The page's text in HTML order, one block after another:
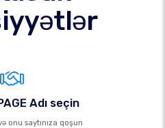
Adı seçin
onu saytınıza qoşun